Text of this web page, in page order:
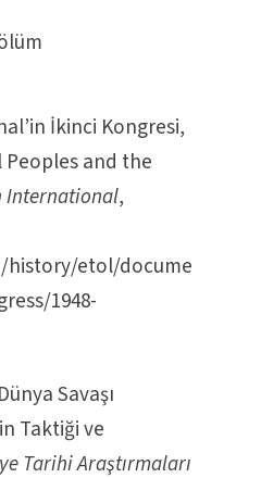
İkinci Kongresi,
and the
International,
history/etol/docume
1948-
Savaşı
Taktiği ve
Tarihi Araştırmaları